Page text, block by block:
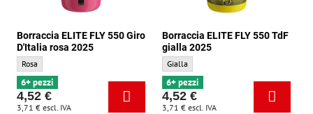
Borraccia ELITE FLY 550 Giro
D'Italia rosa 2025
Borraccia ELITE FLY 550 Giro D'Italia rosa 2025 - Colore di base:
Rosa
6+ pezzi
4,52 €
3,71 € escl. IVA
Borraccia ELITE FLY 550 TdF
gialla 2025
Borraccia ELITE FLY 550 TdF gialla 2025
Gialla
6+ pezzi
4,52 €
3,71 € escl. IVA